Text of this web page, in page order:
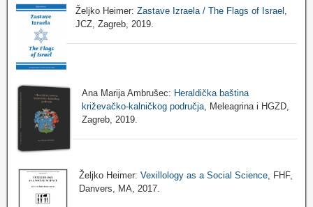
Željko Heimer:Zastave Izraela / The Flags of Israel
JCZ, Zagreb, 2019.
Ana Marija Ambrušec: Heraldička baština
križevačko-kalničkog područja, Meleagrina i HGZD,
Zagreb, 2019.
Željko Heimer:Vexillology as a Social Science , FHF,
Danvers, MA, 2017.